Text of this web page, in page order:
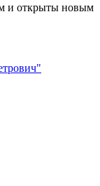
и открыты новым